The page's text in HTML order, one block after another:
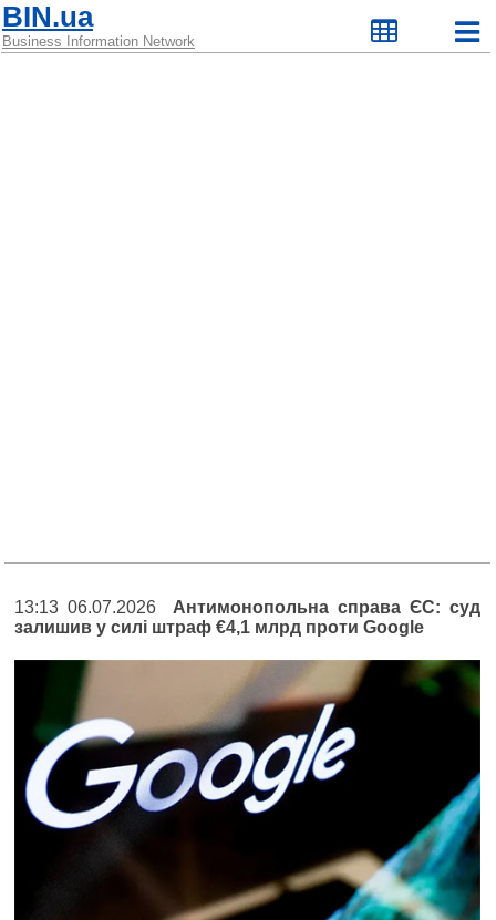
BIN.ua
Business Information Network
13:13 06.07.2026 Антимонопольна справа ЄС: суд
залишив у силі штраф €4,1 млрд проти Google